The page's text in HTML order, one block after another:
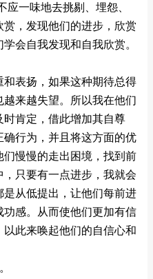
应一味地去挑剔、埋怨、
，发现他们的进步，欣赏
会自我发现和自我欣赏。
表扬，如果这种期待总得
来越失望。所以我在他们
肯定，借此增加其自尊
行为，并且将这方面的优
慢慢的走出困境，找到前
只要有一点进步，我就会
从低提出，让他们每前进
感。从而使他们更加有信
此来唤起他们的自信心和